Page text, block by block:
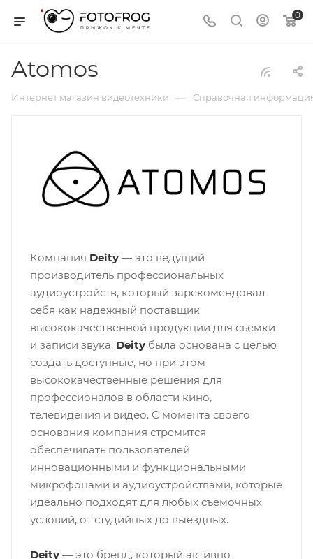
0
Atomos
Интернет магазин видеотехники — Справочная
Компания Deity— это ведущий
производитель профессиональных
аудиоустройств, который зарекомендовал
себя как надежный поставщик
высококачественной продукции для съемки
и записи звука. Deityбыла основана с целью
создать доступные, но при этом
высококачественные решения для
профессионалов в области кино,
телевидения и видео. С момента своего
основания компания стремится
обеспечивать пользователей
инновационными и функциональными
микрофонами и аудиоустройствами, которые
идеально подходят для любых съемочных
условий, от студийных до выездных.
Deity— это бренд, который активно